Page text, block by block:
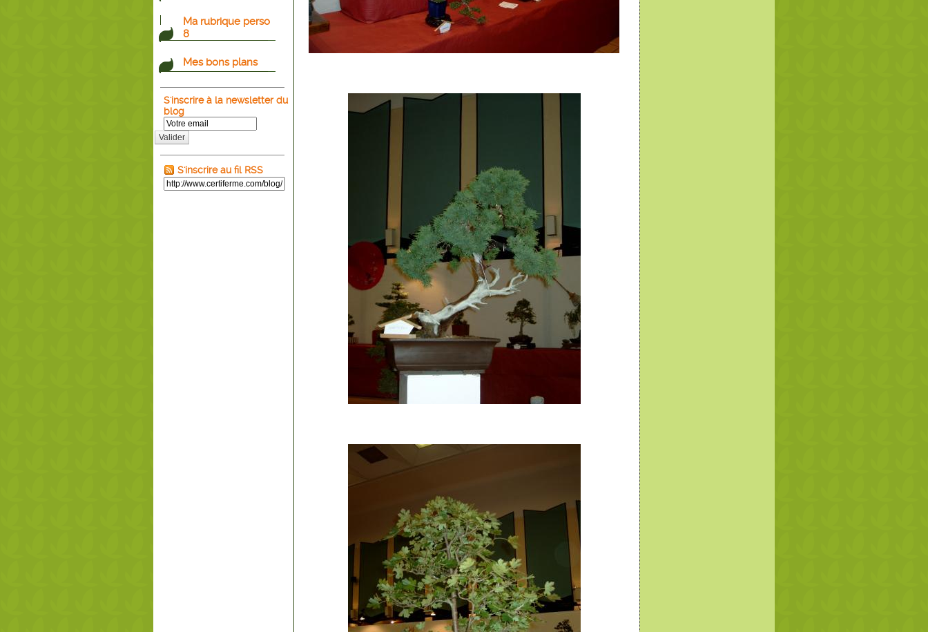
Ma rubrique perso
8
Mes bons plans
S'inscrire à la newsletter du
blog
Valider
S'inscrire au fil RSS